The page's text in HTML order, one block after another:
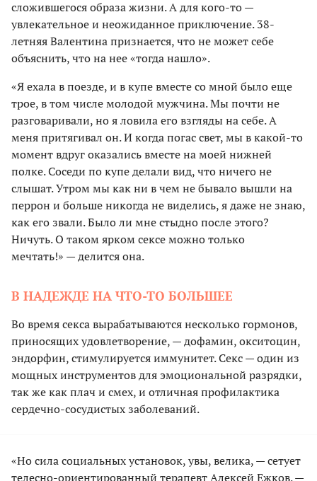
сложившегося образа жизни. А для кого-то —
увлекательное и неожиданное приключение. 38-
летняя Валентина признается, что не может себе
объяснить, что на нее «тогда нашло».
«Я ехала в поезде, и в купе вместе со мной было еще
трое, в том числе молодой мужчина. Мы почти не
разговаривали, но я ловила его взгляды на себе. А
меня притягивал он. И когда погас свет, мы в какой-то
момент вдруг оказались вместе на моей нижней
полке. Соседи по купе делали вид, что ничего не
слышат. Утром мы как ни в чем не бывало вышли на
перрон и больше никогда не виделись, я даже не знаю,
как его звали. Было ли мне стыдно после этого?
Ничуть. О таком ярком сексе можно только
мечтать!» — делится она.
В НАДЕЖДЕ НА ЧТО-ТО БОЛЬШЕЕ
Во время секса вырабатываются несколько гормонов,
приносящих удовлетворение, — дофамин, окситоцин,
эндорфин, стимулируется иммунитет. Секс — один из
мощных инструментов для эмоциональной разрядки,
так же как плач и смех, и отличная профилактика
сердечно-сосудистых заболеваний.
«Но сила социальных установок, увы, велика, — сетует
телесно-ориентированный терапевт Алексей Ежков. —